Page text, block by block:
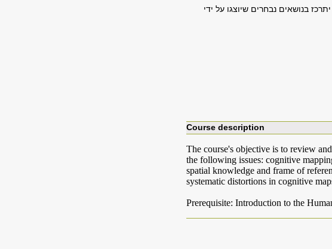
בנושאים נבחרים שיוצגו על ידי
Course description
The course's objective is to review
the following issues: cognitive
spatial knowledge and frame of
systematic distortions in cognitive
Prerequisite: Introduction to the